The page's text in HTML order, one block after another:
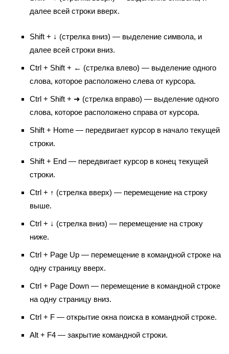
далее всей строки вверх.
Shift + ↓ (стрелка вниз) — выделение символа, и
далее всей строки вниз.
Ctrl + Shift + ← (стрелка влево) — выделение одного
слова, которое расположено слева от курсора.
Ctrl + Shift + ➜ (стрелка вправо) — выделение одного
слова, которое расположено справа от курсора.
Shift + Home — передвигает курсор в начало текущей
строки.
Shift + End — передвигает курсор в конец текущей
строки.
Ctrl + ↑ (стрелка вверх) — перемещение на строку
выше.
Ctrl + ↓ (стрелка вниз) — перемещение на строку
ниже.
Ctrl + Page Up — перемещение в командной строке на
одну страницу вверх.
Ctrl + Page Down — перемещение в командной строке
на одну страницу вниз.
Ctrl + F — открытие окна поиска в командной строке.
Alt + F4 — закрытие командной строки.